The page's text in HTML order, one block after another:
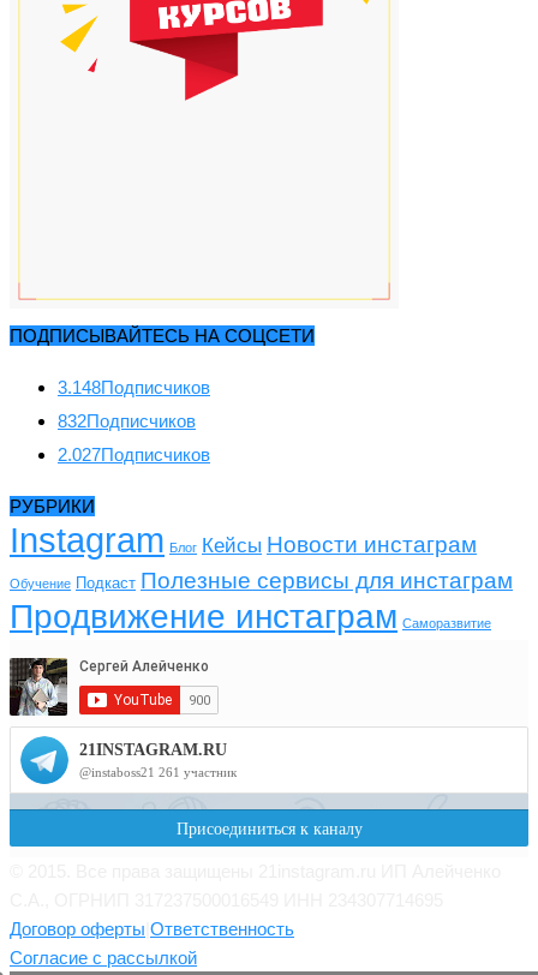
ПОДПИСЫВАЙТЕСЬ НА СОЦСЕТИ
3.148Подписчиков
832Подписчиков
2.027Подписчиков
РУБРИКИ
Instagram Блог Кейсы Новости инстаграм
Обучение Подкаст Полезные сервисы для инстаграм
Продвижение инстаграм Саморазвитие
Договор оферты Ответственность
Согласие с рассылкой